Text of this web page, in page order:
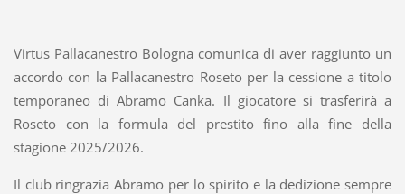
Virtus Pallacanestro Bologna comunica di aver raggiunto un
accordo con la Pallacanestro Roseto per la cessione a titolo
temporaneo di Abramo Canka. Il giocatore si trasferirà a
Roseto con la formula del prestito fino alla fine della
stagione 2025/2026.
Il club ringrazia Abramo per lo spirito e la dedizione sempre